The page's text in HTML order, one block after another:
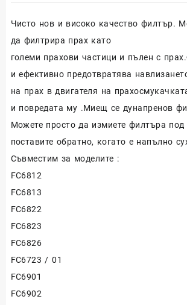
Чисто нов и високо качество филтър.
да филтрира прах като
големи прахови частици и пълен с
и ефективно предотвратява
на прах в двигателя на
и повредата му .Миещ се дунапренов
Можете просто да измиете филтъра
поставите обратно, когато е напълно
Съвместим за моделите :
FC6812
FC6813
FC6822
FC6823
FC6826
FC6723 / 01
FC6901
FC6902